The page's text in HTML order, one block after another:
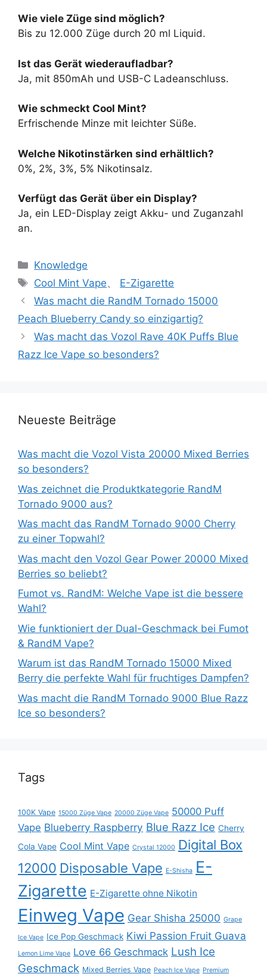
Wie viele Züge sind möglich?
Bis zu 12.000 Züge durch 20 ml Liquid.
Ist das Gerät wiederaufladbar?
Ja, mit 850mAh und USB-C Ladeanschluss.
Wie schmeckt Cool Mint?
Erfrischende Minze mit leichter Süße.
Welche Nikotinstärken sind erhältlich?
0%, 2%, 3%, 5% Nikotinsalz.
Verfügt das Gerät über ein Display?
Ja, ein LED-Display zeigt Akku- und Zuganzahl
an.
Knowledge
Cool Mint Vape、 E-Zigarette
Was macht die RandM Tornado 15000
Peach Blueberry Candy so einzigartig?
Was macht das Vozol Rave 40K Puffs Blue
Razz Ice Vape so besonders?
Neueste Beiträge
Was macht die Vozol Vista 20000 Mixed Berries
so besonders?
Was zeichnet die Produktkategorie RandM
Tornado 9000 aus?
Was macht das RandM Tornado 9000 Cherry
zu einer Topwahl?
Was macht den Vozol Gear Power 20000 Mixed
Berries so beliebt?
Fumot vs. RandM: Welche Vape ist die bessere
Wahl?
Wie funktioniert der Dual-Geschmack bei Fumot
& RandM Vape?
Warum ist das RandM Tornado 15000 Mixed
Berry die perfekte Wahl für fruchtiges Dampfen?
Was macht die RandM Tornado 9000 Blue Razz
Ice so besonders?
Tags
100K Vape 15000 Züge Vape 20000 Züge Vape 50000 Puff
Vape Blueberry Raspberry Blue Razz Ice Cherry
Cola Vape Cool Mint Vape Crystal 12000
Digital Box
12000 Disposable Vape E-Shisha E-
Zigarette E-Zigarette ohne Nikotin
Einweg Vape Gear Shisha 25000 Grape
Ice Vape Ice Pop Geschmack Kiwi Passion Fruit Guava
Lemon Lime Vape Love 66 Geschmack Lush Ice
Geschmack Mixed Berries Vape Peach Ice Vape Premium